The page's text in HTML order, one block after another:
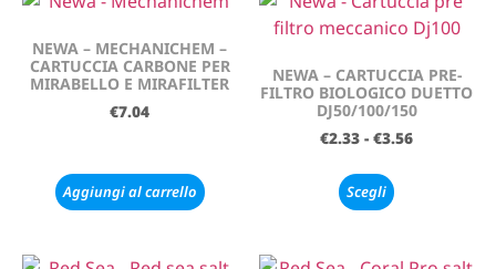
NEWA – MECHANICHEM –
CARTUCCIA CARBONE PER
MIRABELLO E MIRAFILTER
€7.04
Aggiungi al carrello
NEWA – CARTUCCIA PRE-
FILTRO BIOLOGICO DUETTO
DJ50/100/150
€2.33 - €3.56
Scegli